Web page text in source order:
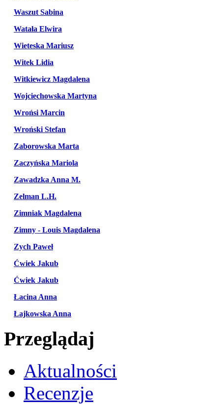
Waszut Sabina
Watała Elwira
Wieteska Mariusz
Witek Lidia
Witkiewicz Magdalena
Wojciechowska Martyna
Wrońsi Marcin
Wroński Stefan
Zaborowska Marta
Zaczyńska Mariola
Zawadzka Anna M.
Zelman L.H.
Zimniak Magdalena
Zimny - Louis Magdalena
Zych Paweł
Ćwiek Jakub
Ćwiek Jakub
Łacina Anna
Łajkowska Anna
Przeglądaj
Aktualności
Recenzje